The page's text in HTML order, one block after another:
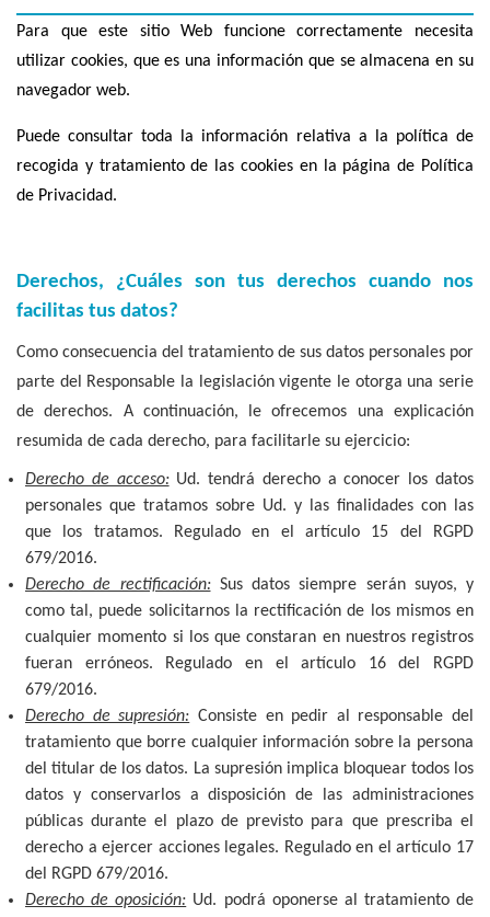
Para que este sitio Web funcione correctamente necesita
utilizar cookies, que es una información que se almacena en su
navegador web.
Puede consultar toda la información relativa a la política de
recogida y tratamiento de las cookies en la página de Política
de Privacidad.
Derechos, ¿Cuáles son tus derechos cuando nos
facilitas tus datos?
Como consecuencia del tratamiento de sus datos personales por
parte del Responsable la legislación vigente le otorga una serie
de derechos. A continuación, le ofrecemos una explicación
resumida de cada derecho, para facilitarle su ejercicio:
Derecho de acceso:Ud. tendrá derecho a conocer los datos
personales que tratamos sobre Ud. y las finalidades con las
que los tratamos. Regulado en el artículo 15 del RGPD
679/2016.
Derecho de rectificación:Sus datos siempre serán suyos, y
como tal, puede solicitarnos la rectificación de los mismos en
cualquier momento si los que constaran en nuestros registros
fueran erróneos. Regulado en el artículo 16 del RGPD
679/2016.
Derecho de supresión: Consiste en pedir al responsable del
tratamiento que borre cualquier información sobre la persona
del titular de los datos. La supresión implica bloquear todos los
datos y conservarlos a disposición de las administraciones
públicas durante el plazo de previsto para que prescriba el
derecho a ejercer acciones legales. Regulado en el artículo 17
del RGPD 679/2016.
Derecho de oposición: Ud. podrá oponerse al tratamiento de